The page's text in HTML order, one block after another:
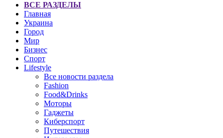
ВСЕ РАЗДЕЛЫ
Главная
Украина
Город
Мир
Бизнес
Спорт
Lifestyle
Все новости раздела
Fashion
Food&Drinks
Моторы
Гаджеты
Киберспорт
Путешествия